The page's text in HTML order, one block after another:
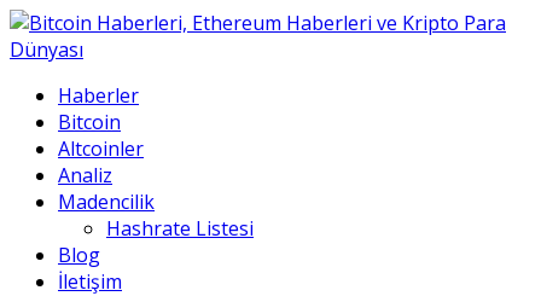
Haberler
Bitcoin
Altcoinler
Analiz
Madencilik
Hashrate Listesi
Blog
İletişim